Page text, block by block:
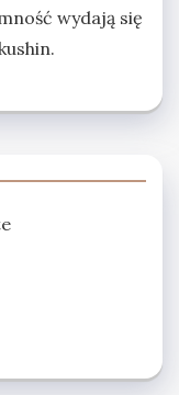
wydają się